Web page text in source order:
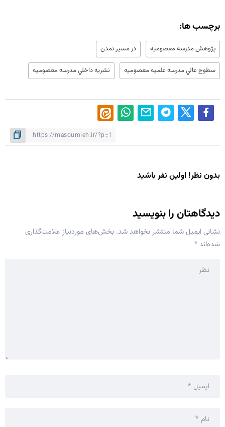
برچسب ها:
پژوهش مدرسه معصوميه در مسير تمدن
سطوح عالي مدرسه علميه معصوميه نشريه داخلي مدرسه معصوميه
بدون نظر! اولین نفر باشید
دیدگاهتان را بنویسید
نشانی ایمیل شما منتشر نخواهد شد. بخش‌های موردنیاز علامت‌گذاری
شده‌اند*